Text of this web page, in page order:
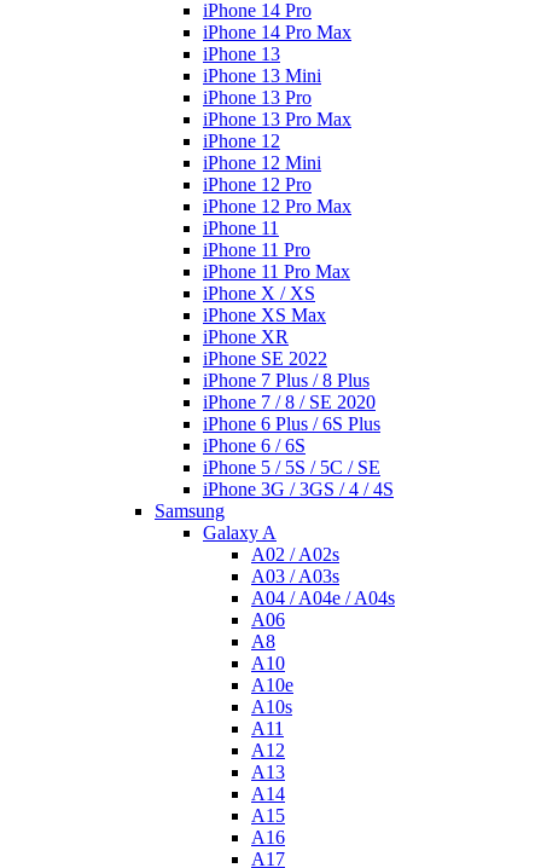
iPhone 14 Pro
iPhone 14 Pro Max
iPhone 13
iPhone 13 Mini
iPhone 13 Pro
iPhone 13 Pro Max
iPhone 12
iPhone 12 Mini
iPhone 12 Pro
iPhone 12 Pro Max
iPhone 11
iPhone 11 Pro
iPhone 11 Pro Max
iPhone X / XS
iPhone XS Max
iPhone XR
iPhone SE 2022
iPhone 7 Plus / 8 Plus
iPhone 7 / 8 / SE 2020
iPhone 6 Plus / 6S Plus
iPhone 6 / 6S
iPhone 5 / 5S / 5C / SE
iPhone 3G / 3GS / 4 / 4S
Samsung
Galaxy A
A02 / A02s
A03 / A03s
A04 / A04e / A04s
A06
A8
A10
A10e
A10s
A11
A12
A13
A14
A15
A16
A17